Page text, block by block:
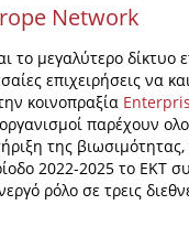
Network
μεγαλύτερο δίκτυο
επιχειρήσεις να
κοινοπραξία
παρέχουν
της
2022-2025 το ΕΚΤ
ρόλο σε τρεις